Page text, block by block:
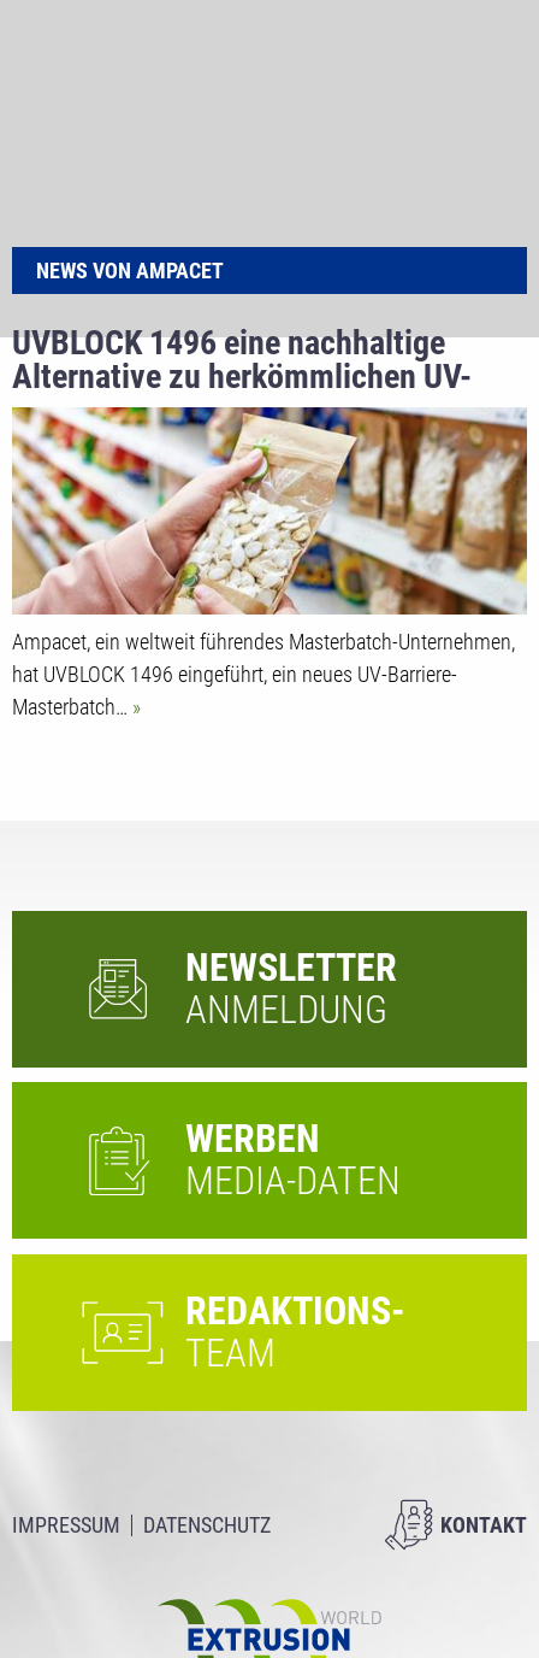
NEWS VON AMPACET
UVBLOCK 1496 eine nachhaltige
Alternative zu herkömmlichen UV-
Barriere-Masterbatches
Ampacet, ein weltweit führendes Masterbatch-Unternehmen,
hat UVBLOCK 1496 eingeführt, ein neues UV-Barriere-
Masterbatch…
NEWSLETTER
ANMELDUNG
WERBEN
MEDIA-DATEN
REDAKTIONS-
TEAM
IMPRESSUM DATENSCHUTZ KONTAKT